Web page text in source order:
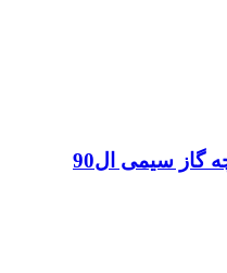
گاز سیمی ال90